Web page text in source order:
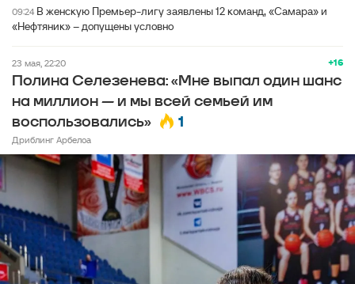
09:24 В женскую Премьер-лигу заявлены 12 команд, «Самара» и
«Нефтяник» – допущены условно
+16
23 мая, 22:20
Полина Селезенева: «Мне выпал один шанс
на миллион — и мы всей семьей им
воспользовались»
1
Дриблинг Арбелоа